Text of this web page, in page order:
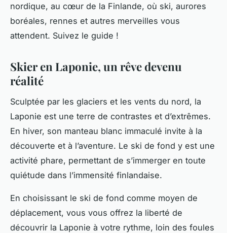
nordique, au cœur de la Finlande, où ski, aurores
boréales, rennes et autres merveilles vous
attendent. Suivez le guide !
Skier en Laponie, un rêve devenu
réalité
Sculptée par les glaciers et les vents du nord, la
Laponie est une terre de contrastes et d’extrêmes.
En hiver, son manteau blanc immaculé invite à la
découverte et à l’aventure. Le ski de fond y est une
activité phare, permettant de s’immerger en toute
quiétude dans l’immensité finlandaise.
En choisissant le ski de fond comme moyen de
déplacement, vous vous offrez la liberté de
découvrir la Laponie à votre rythme, loin des foules